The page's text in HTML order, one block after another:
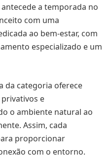
a temporada no
com uma
ao bem-estar, com
especializado e um
da categoria oferece
e
o ambiente natural ao
Assim, cada
proporcionar
com o entorno.